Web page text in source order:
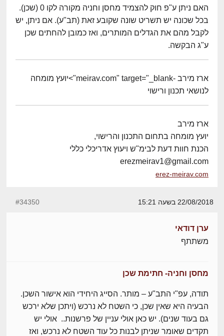
האם ניתן ע"פ חוק להצמיד מחסן וחניה מקורה לקו 0 (שכן).
בכל שכונה יש תשריט שונה שקובע זאת (תב"ע). אם ניתן, יש
לקבל מהם את הגדלים המותרים, ואז כמובן להחתים שכן
ע"ג הבקשה.
ארז מירב -meirav.com" target="_blank">יועץ מומחה
לנושאי תכנון ורישוי
ארז מירב
יועץ מומחה בתחום התכנון והרישוי,
הכנת חוות דעת לבימ"ש ויעוץ אדריכלי כללי
erezmeirav1@gmail.com
erez-meirav.com
22/08/2018 בשעה 15:21 #34350
ערן דודאי
משתתף
מחסן וחניה- חתימת שכן
תודה, עפ"י התב"ע – מותר. הסייג היחידי הוא אישור השכן.
הבעיה היא שאין שכן, כי השטח לא נרכש (ויתכן שלא ירכש
גם בעוד שנים). יש כאן אולי עניין של פרשנות.. אולי יש
תקדים שאומר שניתן לבנות כל עוד השטח לא נרכש, ואז